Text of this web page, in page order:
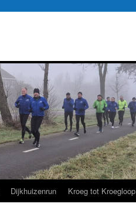
Dijkhuizenrun Kroeg tot Kroegloop